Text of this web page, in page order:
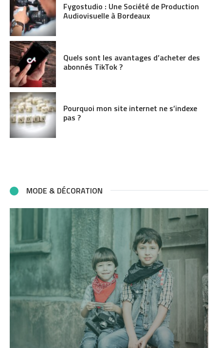
Fygostudio : Une Société de Production
Audiovisuelle à Bordeaux
Quels sont les avantages d’acheter des
abonnés TikTok ?
Pourquoi mon site internet ne s’indexe
pas ?
MODE & DÉCORATION